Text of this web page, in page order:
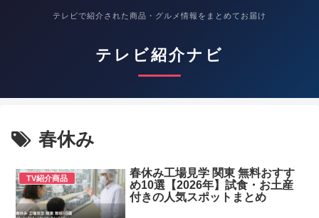
テレビで紹介された商品・グルメ情報をまとめてお届け
テレビ紹介ナビ
春休み
TV紹介商品
春休み工場見学 関東 無料おすす
め10選【2026年】試食・お土産
付きの人気スポットまとめ